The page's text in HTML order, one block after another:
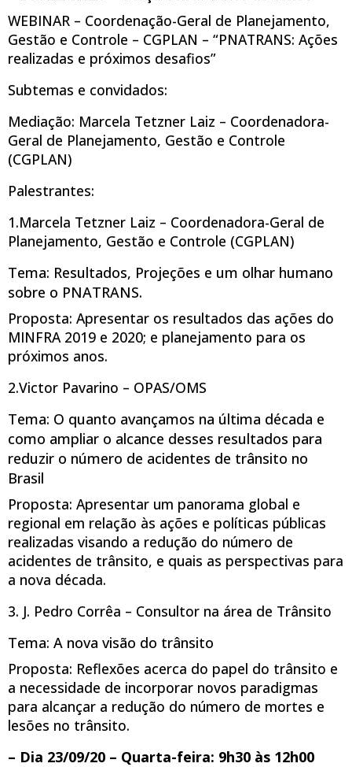
WEBINAR – Coordenação-Geral de Planejamento,
Gestão e Controle – CGPLAN – “PNATRANS: Ações
realizadas e próximos desafios”
Subtemas e convidados:
Mediação: Marcela Tetzner Laiz – Coordenadora-
Geral de Planejamento, Gestão e Controle
(CGPLAN)
Palestrantes:
1.Marcela Tetzner Laiz – Coordenadora-Geral de
Planejamento, Gestão e Controle (CGPLAN)
Tema: Resultados, Projeções e um olhar humano
sobre o PNATRANS.
Proposta: Apresentar os resultados das ações do
MINFRA 2019 e 2020; e planejamento para os
próximos anos.
2.Victor Pavarino – OPAS/OMS
Tema: O quanto avançamos na última década e
como ampliar o alcance desses resultados para
reduzir o número de acidentes de trânsito no
Brasil
Proposta: Apresentar um panorama global e
regional em relação às ações e políticas públicas
realizadas visando a redução do número de
acidentes de trânsito, e quais as perspectivas para
a nova década.
3. J. Pedro Corrêa – Consultor na área de Trânsito
Tema: A nova visão do trânsito
Proposta: Reflexões acerca do papel do trânsito e
a necessidade de incorporar novos paradigmas
para alcançar a redução do número de mortes e
lesões no trânsito.
– Dia 23/09/20 – Quarta-feira: 9h30 às 12h00